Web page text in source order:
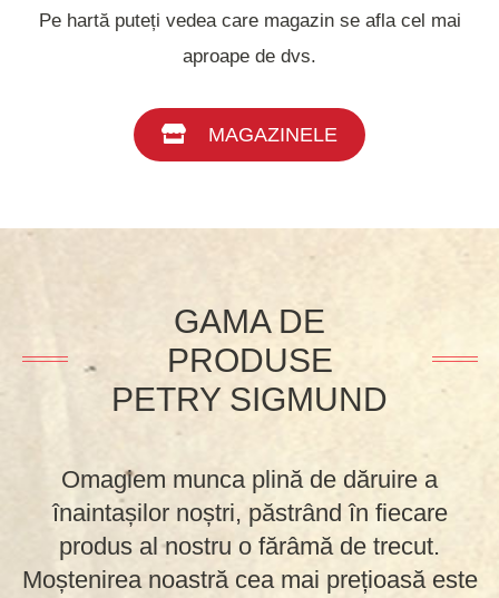
Pe hartă puteți vedea care magazin se afla cel mai
aproape de dvs.
MAGAZINELE
GAMA DE
PRODUSE
PETRY SIGMUND
Omagiem munca plină de dăruire a
înaintașilor noștri, păstrând în fiecare
produs al nostru o fărâmă de trecut.
Moștenirea noastră cea mai prețioasă este